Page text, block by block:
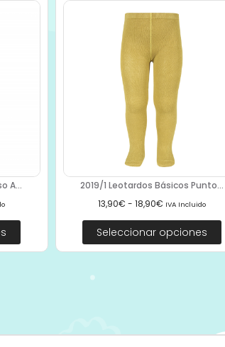
A...
2019/1 Leotardos Básicos Punto...
13,90€ - 18,90€ IVA Incluido
Seleccionar opciones